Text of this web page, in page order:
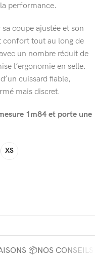
performance.
coupe ajustée et son
confort tout au long de
un nombre réduit de
l’ergonomie en selle.
cuissard fiable,
mais discret.
1m84 et porte une
XS
📦NOS